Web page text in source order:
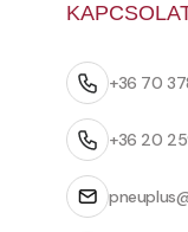
+36 70
+36 20